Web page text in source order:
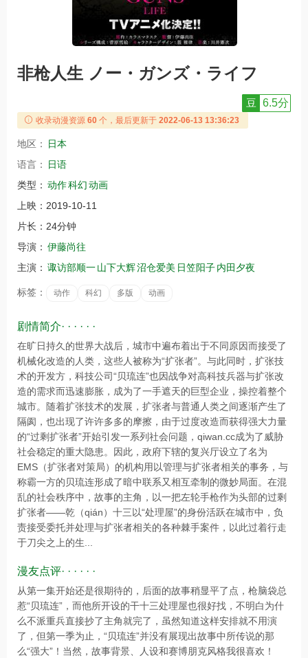
非枪人生 ノー・ガンズ・ライフ
豆 6.5分
收录动漫资源 60 个，最后更新于 2022-06-13 13:36:23
地区：
日本
语言：
日语
类型： 动作科幻动画
上映： 2019-10-11
片长： 24分钟
导演： 伊藤尚往
主演： 诹访部顺一山下大辉沼仓爱美 日笠阳子内田夕夜
标签： 动作 科幻 多版 动画
剧情简介· · · · · ·
在旷日持久的世界大战后，城市中遍布着出于不同原因而接受了
机械化改造的人类，这些人被称为“扩张者”。与此同时，扩张技
术的开发方，科技公司“贝琉连”也因战争对高科技兵器与扩张改
造的需求而迅速膨胀，成为了一手遮天的巨型企业，操控着整个
城市。随着扩张技术的发展，扩张者与普通人类之间逐渐产生了
隔阂，也出现了许许多多的摩擦，由于过度改造而获得强大力量
的“过剩扩张者”开始引发一系列社会问题，qiwan.cc成为了威胁
社会稳定的重大隐患。因此，政府下辖的复兴厅设立了名为
EMS（扩张者对策局）的机构用以管理与扩张者相关的事务，与
称霸一方的贝琉连形成了暗中联系又相互牵制的微妙局面。在混
乱的社会秩序中，故事的主角，以一把左轮手枪作为头部的过剩
扩张者——乾（qián）十三以“处理屋”的身份活跃在城市中，负
责接受委托并处理与扩张者相关的各种棘手案件，以此过着行走
于刀尖之上的生...
漫友点评· · · · · ·
从第一集开始还是很期待的，后面的故事稍显平了点，枪脑袋总
惹“贝琉连”，而他所开设的干十三处理屋也很好找，不明白为什
么不派重兵直接抄了主角就完了，虽然知道这样安排就不用演
了，但第一季为止，“贝琉连”并没有展现出故事中所传说的那
么“强大”！当然，故事背景、人设和赛博朋克风格我很喜欢！